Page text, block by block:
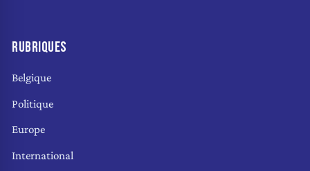
RUBRIQUES
Belgique
Politique
Europe
International